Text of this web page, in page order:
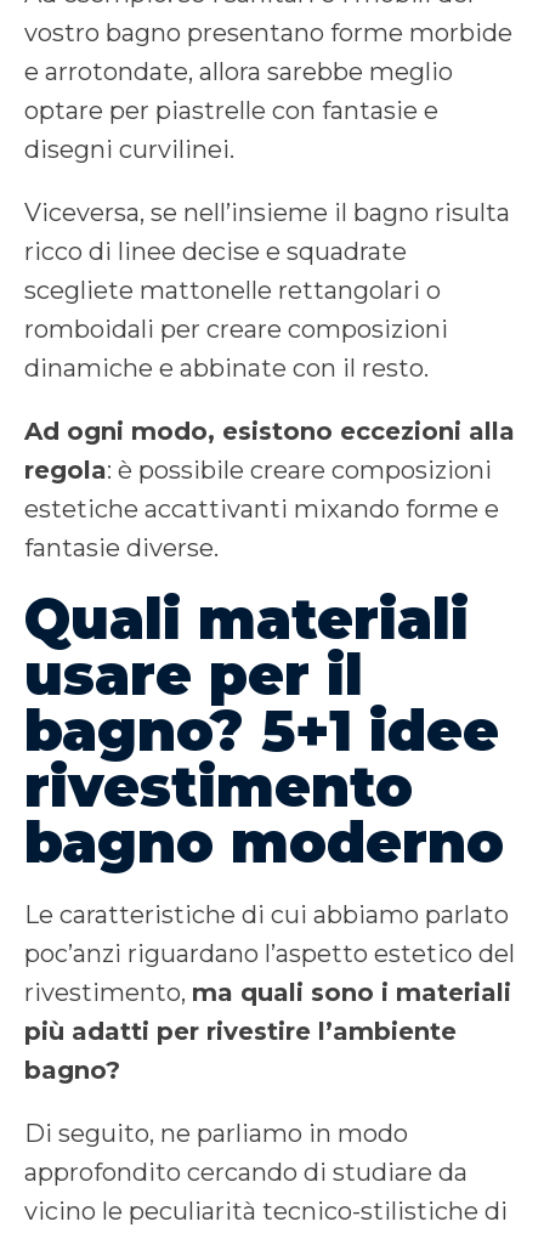
vostro bagno presentano forme morbide
e arrotondate, allora sarebbe meglio
optare per piastrelle con fantasie e
disegni curvilinei.
Viceversa, se nell’insieme il bagno risulta
ricco di linee decise e squadrate
scegliete mattonelle rettangolari o
romboidali per creare composizioni
dinamiche e abbinate con il resto.
Ad ogni modo, esistono eccezioni alla
regola: è possibile creare composizioni
estetiche accattivanti mixando forme e
fantasie diverse.
Quali materiali
usare per il
bagno? 5+1 idee
rivestimento
bagno moderno
Le caratteristiche di cui abbiamo parlato
poc’anzi riguardano l’aspetto estetico del
rivestimento, ma quali sono i materiali
più adatti per rivestire l’ambiente
bagno?
Di seguito, ne parliamo in modo
approfondito cercando di studiare da
vicino le peculiarità tecnico-stilistiche di